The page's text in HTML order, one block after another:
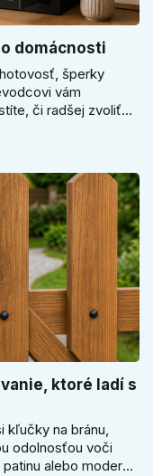
domácnosti
šperky
vám
či radšej zvoliť
ktoré ladí s
kľučky na bránu,
odolnosťou voči
alebo moderné